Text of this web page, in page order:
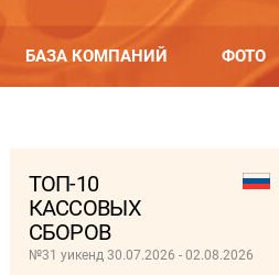
БАЗА КОМПАНИЙ ФОТО
ТОП-10
КАССОВЫХ
СБОРОВ
№31 уикенд 30.07.2026 - 02.08.2026